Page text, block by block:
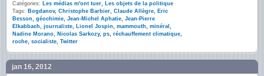
Catégories: Les médias m'ont tuer, Les objets de la politique
Tags: Bogdanov, Christophe Barbier, Claude Allègre, Eric
Besson, géochimie, Jean-Michel Aphatie, Jean-Pierre
Elkabbach, journaliste, Lionel Jospin, mammouth, minéral ,
Nadine Morano, Nicolas Sarkozy, ps, réchauffement climatique,
roche, socialiste, Twitter
jan 16, 2012